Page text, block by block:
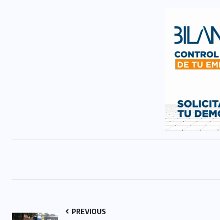
PREVIOUS